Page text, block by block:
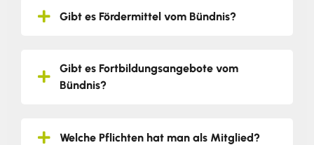
Gibt es Fördermittel vom Bündnis?
Gibt es Fortbildungsangebote vom
Bündnis?
Welche Pflichten hat man als Mitglied?